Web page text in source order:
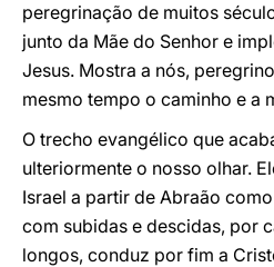
peregrinação de muitos
junto da Mãe do Senhor e
Jesus. Mostra a nós,
mesmo tempo o caminho e a
O trecho evangélico que
ulteriormente o nosso olhar.
Israel a partir de Abraão
com subidas e descidas, por
longos, conduz por fim a